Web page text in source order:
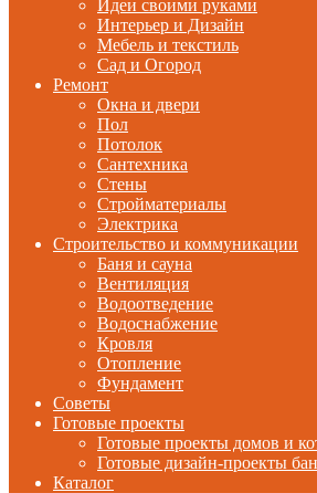
Идеи своими руками
Интерьер и Дизайн
Мебель и текстиль
Сад и Огород
Ремонт
Окна и двери
Пол
Потолок
Сантехника
Стены
Стройматериалы
Электрика
Строительство и коммуникации
Баня и сауна
Вентиляция
Водоотведение
Водоснабжение
Кровля
Отопление
Фундамент
Советы
Готовые проекты
Готовые проекты домов и
Готовые дизайн-проекты
Каталог